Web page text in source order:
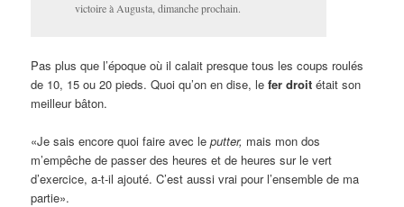
victoire à Augusta, dimanche prochain.
Pas plus que l’époque où il calait presque tous les coups roulés
de 10, 15 ou 20 pieds. Quoi qu’on en dise, lefer droit était son
meilleur bâton.
«Je sais encore quoi faire avec leputter, mais mon dos
m’empêche de passer des heures et de heures sur le vert
d’exercice, a-t-il ajouté. C’est aussi vrai pour l’ensemble de ma
partie».